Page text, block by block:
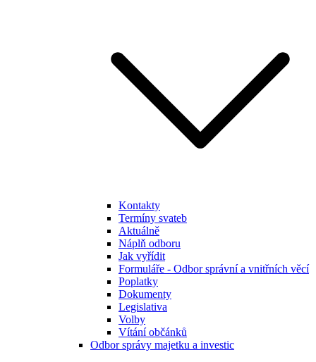
Kontakty
Termíny svateb
Aktuálně
Náplň odboru
Jak vyřídit
Formuláře - Odbor správní a vnitřních věcí
Poplatky
Dokumenty
Legislativa
Volby
Vítání občánků
Odbor správy majetku a investic